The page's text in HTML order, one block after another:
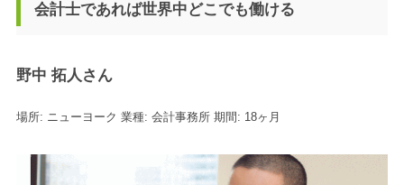
会計士であれば世界中どこでも働ける
野中 拓人さん
場所: ニューヨーク 業種: 会計事務所 期間: 18ヶ月